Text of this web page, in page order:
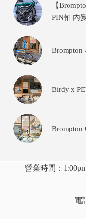
【
PIN軸 內
Brompton
Birdy x
Brompton
營業時間：
電